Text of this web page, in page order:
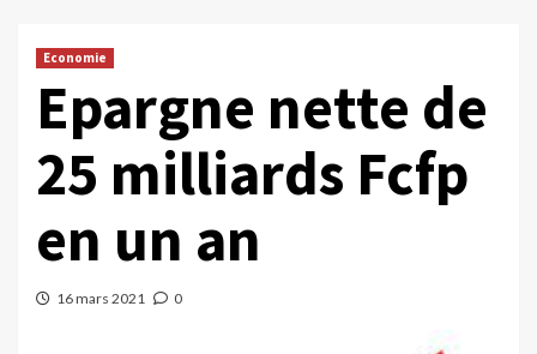
Economie
Epargne nette de
25 milliards Fcfp
en un an
16 mars 2021 0